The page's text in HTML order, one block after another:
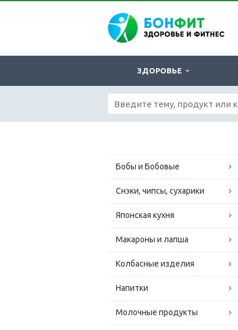
ЗДОРОВЬЕ
Бобы и Бобовые
Снэки, чипсы, сухарики
Японская кухня
Макароны и лапша
Колбасные изделия
Напитки
Молочные продукты